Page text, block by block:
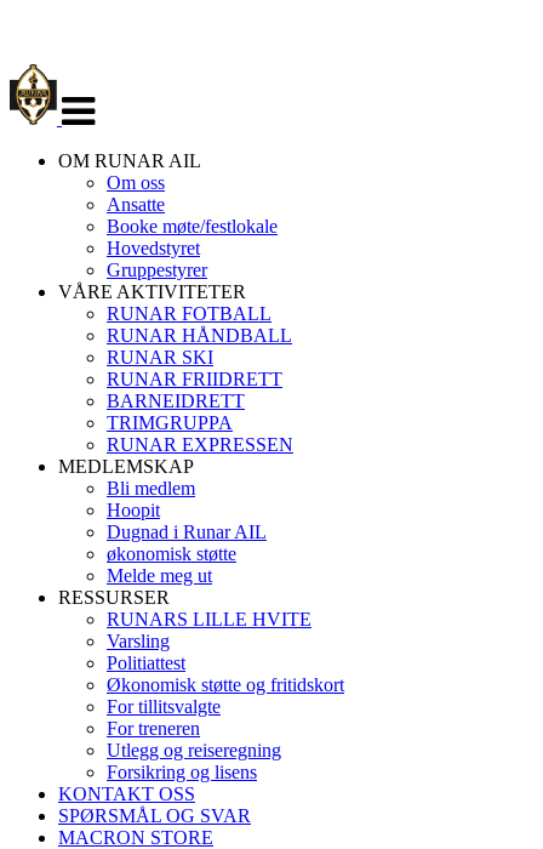
navigasjon
OM RUNAR AIL
Om oss
Ansatte
Booke møte/festlokale
Hovedstyret
Gruppestyrer
VÅRE AKTIVITETER
RUNAR FOTBALL
RUNAR HÅNDBALL
RUNAR SKI
RUNAR FRIIDRETT
BARNEIDRETT
TRIMGRUPPA
RUNAR EXPRESSEN
MEDLEMSKAP
Bli medlem
Hoopit
Dugnad i Runar AIL
økonomisk støtte
Melde meg ut
RESSURSER
RUNARS LILLE HVITE
Varsling
Politiattest
Økonomisk støtte og fritidskort
For tillitsvalgte
For treneren
Utlegg og reiseregning
Forsikring og lisens
KONTAKT OSS
SPØRSMÅL OG SVAR
MACRON STORE